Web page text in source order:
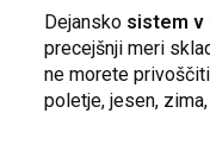
Dejansko sistem v
precejšnji meri
ne morete
poletje, jesen,